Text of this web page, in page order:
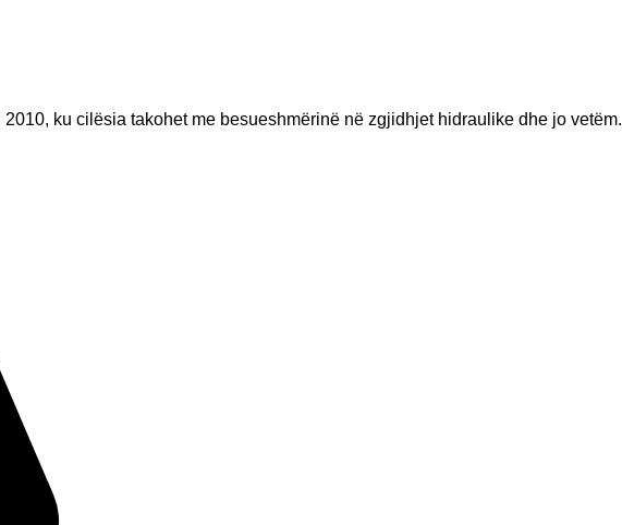
2010, ku cilësia takohet me besueshmërinë në zgjidhjet hidraulike dhe jo vetëm.